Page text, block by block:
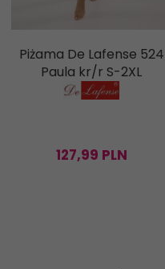
Piżama De Lafense 524
Paula kr/r S-2XL
127,99 PLN